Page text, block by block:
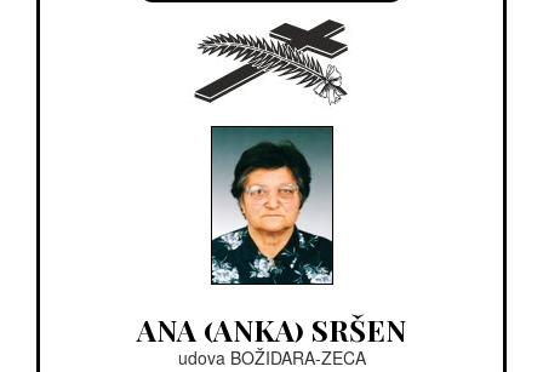
ANA (ANKA) SRŠEN
udova BOŽIDARA-ZECA